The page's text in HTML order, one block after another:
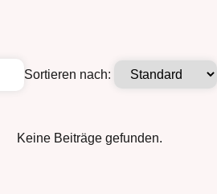
Sortieren nach:
Keine Beiträge gefunden.